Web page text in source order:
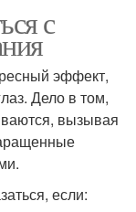
с
эффект,
Дело в том,
вызывая
если: